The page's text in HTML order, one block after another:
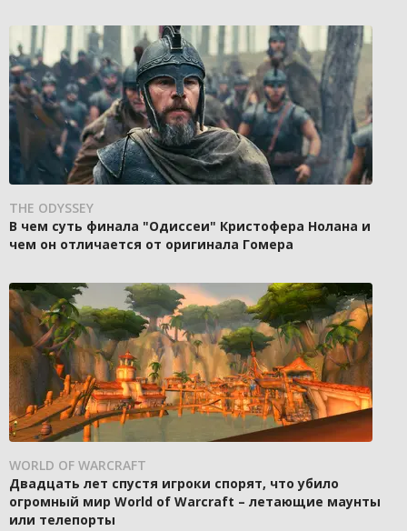
THE ODYSSEY
В чем суть финала "Одиссеи" Кристофера Нолана и
чем он отличается от оригинала Гомера
WORLD OF WARCRAFT
Двадцать лет спустя игроки спорят, что убило
огромный мир World of Warcraft – летающие маунты
или телепорты